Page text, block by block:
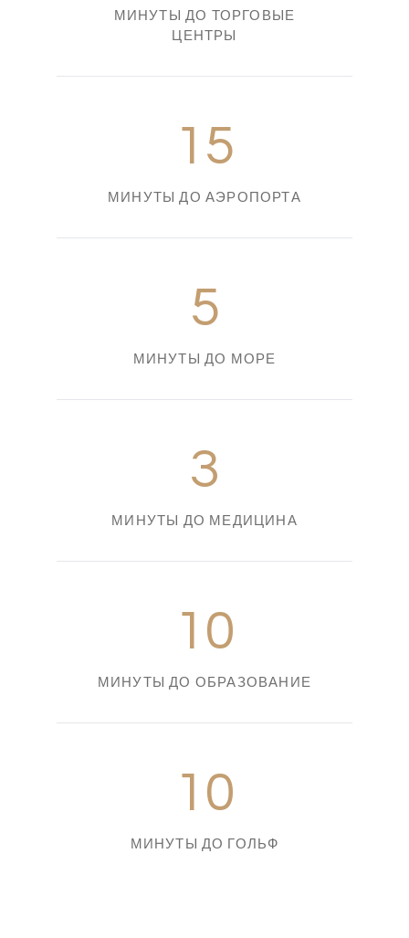
МИНУТЫ ДО ТОРГОВЫЕ
ЦЕНТРЫ
15
МИНУТЫ ДО АЭРОПОРТА
5
МИНУТЫ ДО МОРЕ
3
МИНУТЫ ДО МЕДИЦИНА
10
МИНУТЫ ДО ОБРАЗОВАНИЕ
10
МИНУТЫ ДО ГОЛЬФ